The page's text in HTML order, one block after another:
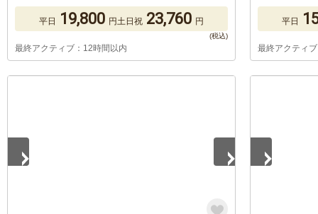
平日 19,800 円土日祝 23,760 円
最終アクティブ：12時間以内
平日
最終アクティ